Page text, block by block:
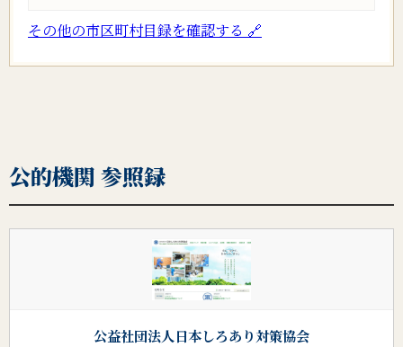
その他の市区町村目録を確認する 🔗
公的機関 参照録
公益社団法人日本しろあり対策協会